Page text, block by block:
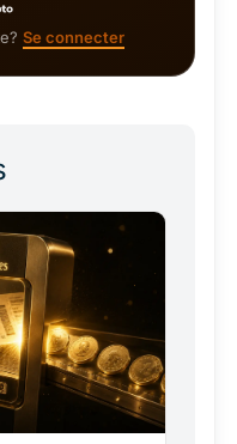
Se connecter